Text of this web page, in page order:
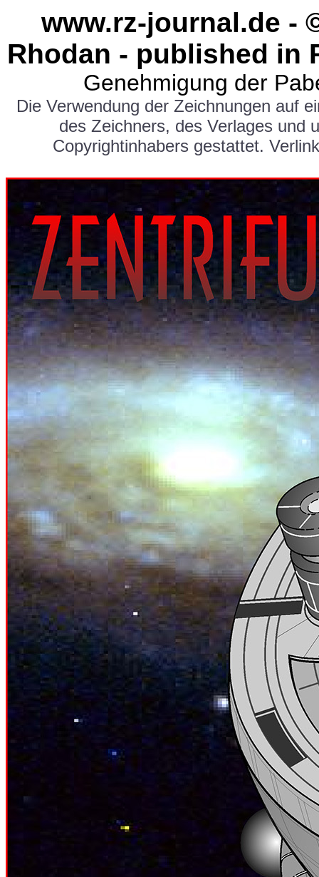
www.rz-journal.de -
Rhodan - published in
Genehmigung der
Die Verwendung der Zeichnungen auf
des Zeichners, des Verlages und
Copyrightinhabers gestattet.